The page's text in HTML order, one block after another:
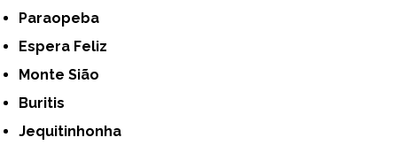
Paraopeba
Espera Feliz
Monte Sião
Buritis
Jequitinhonha